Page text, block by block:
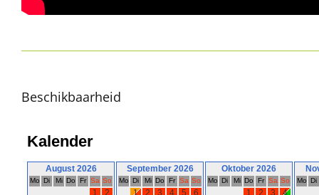
Beschikbaarheid